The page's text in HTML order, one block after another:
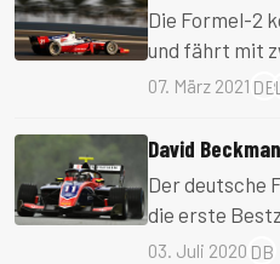
Die Formel-2
und fährt mit
Wüste.
07. März 2021 DB
David
Der deutsche
die erste
Österreich.
03. Juli 2020 DB